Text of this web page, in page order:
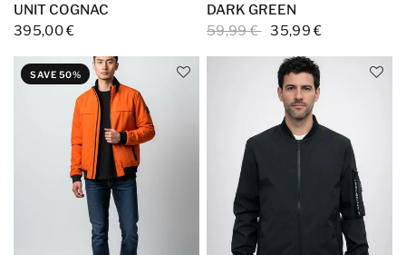
UNIT COGNAC
395,00 €
DARK GREEN
59,99 € 35,99 €
SAVE 50%